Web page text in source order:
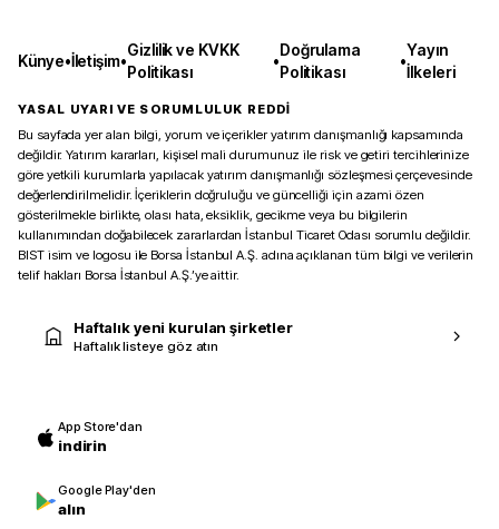
Künye•İletişim•
Gizlilik ve KVKK
Politikası
•
Doğrulama
Politikası
•
Yayın
İlkeleri
YASAL UYARI VE SORUMLULUK REDDİ
Bu sayfada yer alan bilgi, yorum ve içerikler yatırım danışmanlığı kapsamında
değildir. Yatırım kararları, kişisel mali durumunuz ile risk ve getiri tercihlerinize
göre yetkili kurumlarla yapılacak yatırım danışmanlığı sözleşmesi çerçevesinde
değerlendirilmelidir. İçeriklerin doğruluğu ve güncelliği için azami özen
gösterilmekle birlikte, olası hata, eksiklik, gecikme veya bu bilgilerin
kullanımından doğabilecek zararlardan İstanbul Ticaret Odası sorumlu değildir.
BIST isim ve logosu ile Borsa İstanbul A.Ş. adına açıklanan tüm bilgi ve verilerin
telif hakları Borsa İstanbul A.Ş.’ye aittir.
Haftalık yeni kurulan şirketler
Haftalık listeye göz atın
App Store'dan
indirin
Google Play'den
alın